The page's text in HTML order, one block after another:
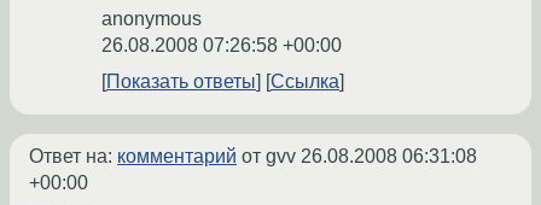
anonymous
26.08.2008 07:26:58 +00:00
Показать ответы
Ссылка
Ответ на: комментарий от gvv 26.08.2008 06:31:08
+00:00